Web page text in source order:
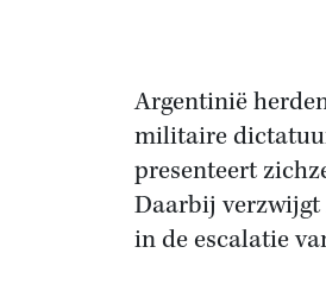
Argentinië
militaire
presenteert
Daarbij verzwijgt
in de escalatie